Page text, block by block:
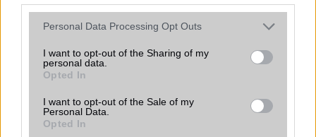
Please note that this website/app uses one or more Google
not limited to your visit or usage behaviour. You may click to
grant or deny consent to Google and its third-party tags to
use your data for below specified purposes in below Google
consent section.
Personal Data Processing Opt Outs
I want to opt-out of the Sharing of my
personal data.
Opted In
I want to opt-out of the Sale of my
Personal Data.
Opted In
Droopy, akkor nem az vagy akire gondoltam:) Nem mondod télleg
kipróbáltad?
Droopy
2002-11-5 10:28:06 AM